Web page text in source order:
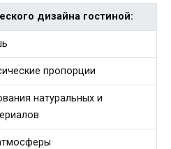
дизайна гостиной:
пропорции
натуральных и